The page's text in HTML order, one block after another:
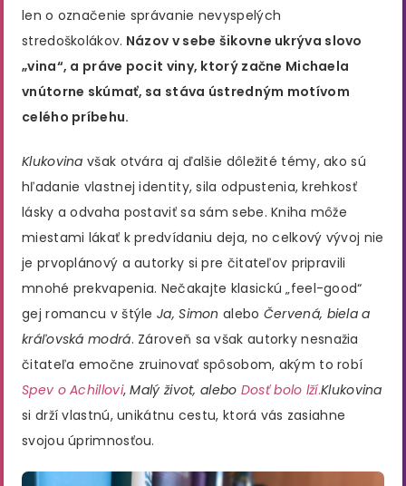
len o označenie správanie nevyspelých
stredoškolákov. Názov v sebe šikovne ukrýva slovo
„vina“, a práve pocit viny, ktorý začne Michaela
vnútorne skúmať, sa stáva ústredným motívom
celého príbehu.
Klukovina však otvára aj ďalšie dôležité témy, ako sú
hľadanie vlastnej identity, sila odpustenia, krehkosť
lásky a odvaha postaviť sa sám sebe. Kniha môže
miestami lákať k predvídaniu deja, no celkový vývoj nie
je prvoplánový a autorky si pre čitateľov pripravili
mnohé prekvapenia. Nečakajte klasickú „feel-good“
gej romancu v štýleJa, Simon alebo Červená, biela a
kráľovská modrá. Zároveň sa však autorky nesnažia
čitateľa emočne zruinovať spôsobom, akým to robí
Spev o Achillovi,Malý život, alebo Dosť bolo lží.Klukovina
si drží vlastnú, unikátnu cestu, ktorá vás zasiahne
svojou úprimnosťou.